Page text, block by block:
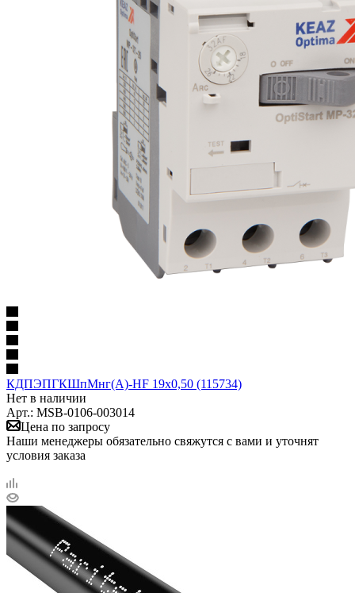
КДПЭПГКШпМнг(А)-HF 19х0,50 (115734)
Нет в наличии
Арт.: MSB-0106-003014
Цена по запросу
Наши менеджеры обязательно свяжутся с вами и уточнят
условия заказа